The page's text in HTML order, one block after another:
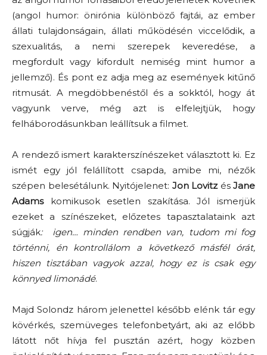
(angol humor: önirónia különböző fajtái, az ember
állati tulajdonságain, állati működésén viccelődik, a
szexualitás, a nemi szerepek keveredése, a
megfordult vagy kifordult nemiség mint humor a
jellemző). És pont ez adja meg az események kitűnő
ritmusát. A megdöbbenéstől és a sokktól, hogy át
vagyunk verve, még azt is elfelejtjük, hogy
felháborodásunkban leállítsuk a filmet.
A rendező ismert karakterszínészeket választott ki. Ez
ismét egy jól felállított csapda, amibe mi, nézők
szépen belesétálunk. Nyitójelenet: Jon Lovitzés Jane
Adamskomikusok esetlen szakítása. Jól ismerjük
ezeket a színészeket, előzetes tapasztalataink azt
súgják: igen… minden rendben van, tudom mi fog
történni, én kontrollálom a következő másfél órát,
hiszen tisztában vagyok azzal, hogy ez is csak egy
könnyed limonádé.
Majd Solondz három jelenettel később elénk tár egy
kövérkés, szemüveges telefonbetyárt, aki az előbb
látott nőt hívja fel pusztán azért, hogy közben